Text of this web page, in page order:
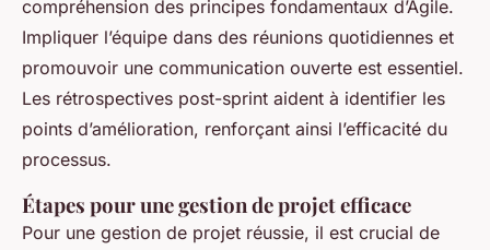
compréhension des principes fondamentaux d’Agile.
Impliquer l’équipe dans des réunions quotidiennes et
promouvoir une communication ouverte est essentiel.
Les rétrospectives post-sprint aident à identifier les
points d’amélioration, renforçant ainsi l’efficacité du
processus.
Étapes pour une gestion de projet efficace
Pour une gestion de projet réussie, il est crucial de